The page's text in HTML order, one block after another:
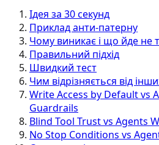
Ідея за 30 секунд
Приклад анти-патерну
Чому виникає і що йде не
Правильний підхід
Швидкий тест
Чим відрізняється від
Write Access by Default vs
Guardrails
Blind Tool Trust vs Agents
No Stop Conditions vs